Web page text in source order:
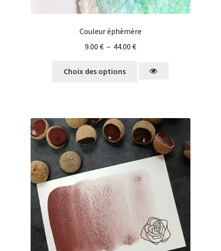
Couleur éphèmère
9.00 € – 44.00 €
Choix des options